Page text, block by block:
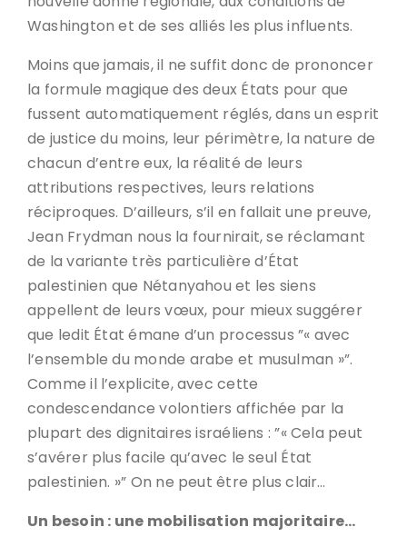
Washington et de ses alliés les plus influents.
Moins que jamais, il ne suffit donc de prononcer
la formule magique des deux États pour que
fussent automatiquement réglés, dans un esprit
de justice du moins, leur périmètre, la nature de
chacun d’entre eux, la réalité de leurs
attributions respectives, leurs relations
réciproques. D’ailleurs, s’il en fallait une preuve,
Jean Frydman nous la fournirait, se réclamant
de la variante très particulière d’État
palestinien que Nétanyahou et les siens
appellent de leurs vœux, pour mieux suggérer
que ledit État émane d’un processus ”« avec
l’ensemble du monde arabe et musulman »”.
Comme il l’explicite, avec cette
condescendance volontiers affichée par la
plupart des dignitaires israéliens : ”« Cela peut
s’avérer plus facile qu’avec le seul État
palestinien. »” On ne peut être plus clair…
Un besoin : une mobilisation majoritaire…